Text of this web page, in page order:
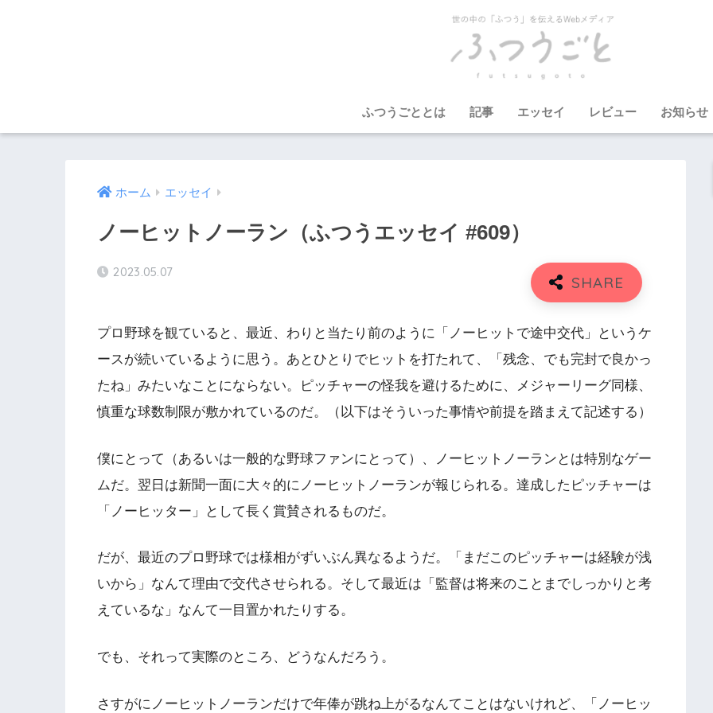
ふつうごととは 記事 エッセイ レビュー お知らせ
ホーム エッセイ
ノーヒットノーラン（ふつうエッセイ #609）
2023.05.07
プロ野球を観ていると、最近、わりと当たり前のように「ノーヒットで途中交代」というケ
ースが続いているように思う。あとひとりでヒットを打たれて、「残念、でも完封で良かっ
たね」みたいなことにならない。ピッチャーの怪我を避けるために、メジャーリーグ同様、
慎重な球数制限が敷かれているのだ。（以下はそういった事情や前提を踏まえて記述する）
僕にとって（あるいは一般的な野球ファンにとって）、ノーヒットノーランとは特別なゲー
ムだ。翌日は新聞一面に大々的にノーヒットノーランが報じられる。達成したピッチャーは
「ノーヒッター」として長く賞賛されるものだ。
だが、最近のプロ野球では様相がずいぶん異なるようだ。「まだこのピッチャーは経験が浅
いから」なんて理由で交代させられる。そして最近は「監督は将来のことまでしっかりと考
えているな」なんて一目置かれたりする。
でも、それって実際のところ、どうなんだろう。
さすがにノーヒットノーランだけで年俸が跳ね上がるなんてことはないけれど、「ノーヒッ